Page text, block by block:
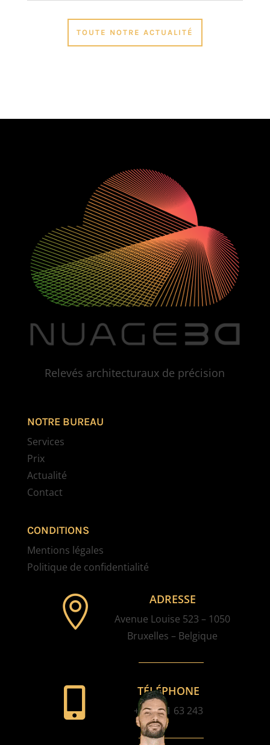
TOUTE NOTRE ACTUALITÉ
Relevés architecturaux de précision
NOTRE BUREAU
Services
Prix
Actualité
Contact
CONDITIONS
Mentions légales
Politique de confidentialité
 ADRESSE
Avenue Louise 523 – 1050
Bruxelles – Belgique
 TÉLÉPHONE
+32 2 61 63 243